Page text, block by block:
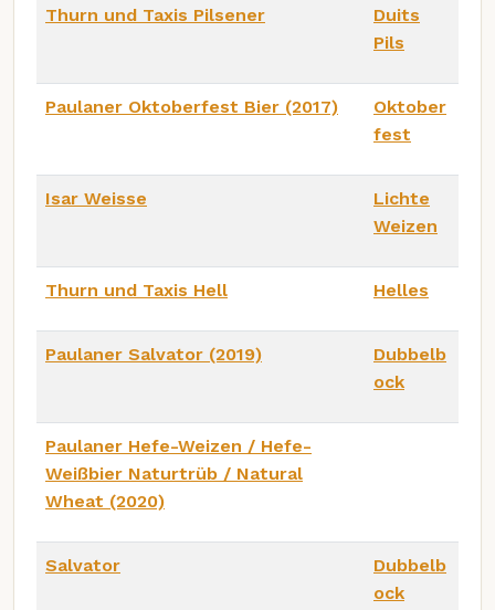
Thurn und Taxis Pilsener
Duits
Pils
Paulaner Oktoberfest Bier (2017)
Oktober
fest
Isar Weisse
Lichte
Weizen
Thurn und Taxis Hell Helles
Paulaner Salvator (2019)
Dubbelb
ock
Paulaner Hefe-Weizen / Hefe-
Weißbier Naturtrüb / Natural
Wheat (2020)
Salvator
Dubbelb
ock